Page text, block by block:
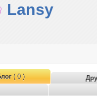
Lansy
( 0 )